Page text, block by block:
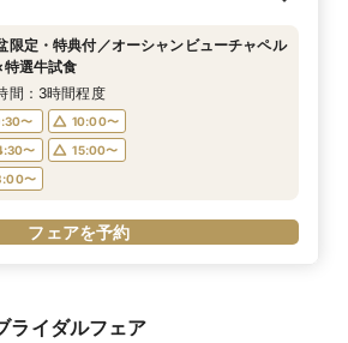
限定・特典付／オーシャンビューチャペル
特選牛試食
間：3時間程度
〜
10:00〜
〜
15:00〜
〜
フェアを予約
ライダルフェア